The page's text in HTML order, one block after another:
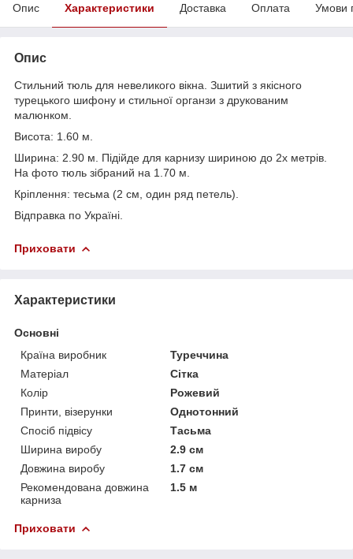
Опис Характеристики Доставка Оплата Умови
Опис
Стильний тюль для невеликого вікна. Зшитий з якісного
турецького шифону и стильної органзи з друкованим
малюнком.
Висота: 1.60 м.
Ширина: 2.90 м. Підійде для карнизу шириною до 2х метрів.
На фото тюль зібраний на 1.70 м.
Кріплення: тесьма (2 см, один ряд петель).
Відправка по Україні.
Приховати
Характеристики
Основні
Країна виробник
Туреччина
Матеріал
Сітка
Колір
Рожевий
Принти, візерунки
Однотонний
Спосіб підвісу
Тасьма
Ширина виробу
2.9 см
Довжина виробу
1.7 см
Рекомендована довжина
карниза
1.5 м
Приховати